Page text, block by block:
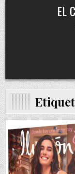
Skip
to
content
EL
Posted
in